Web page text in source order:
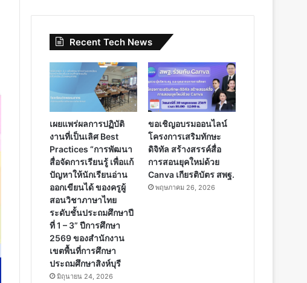
Recent Tech News
เผยแพร่ผลการปฏิบัติ
งานที่เป็นเลิศ Best
Practices “การพัฒนา
สื่อจัดการเรียนรู้ เพื่อแก้
ปัญหาให้นักเรียนอ่าน
ออกเขียนได้ ของครูผู้
สอนวิชาภาษาไทย
ระดับชั้นประถมศึกษาปี
ที่ 1 – 3” ปีการศึกษา
2569 ของสำนักงาน
เขตพื้นที่การศึกษา
ประถมศึกษาสิงห์บุรี
มิถุนายน 24, 2026
ขอเชิญอบรมออนไลน์
โครงการเสริมทักษะ
ดิจิทัล สร้างสรรค์สื่อ
การสอนยุคใหม่ด้วย
Canva เกียรติบัตร สพฐ.
พฤษภาคม 26, 2026